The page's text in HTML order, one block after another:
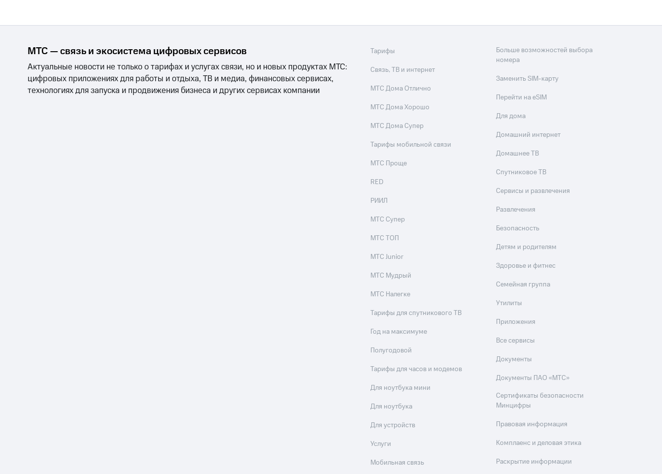
МТС — связь и экосистема цифровых сервисов
Актуальные новости не только о тарифах и услугах связи, но и новых продуктах МТС:
цифровых приложениях для работы и отдыха, ТВ и медиа, финансовых сервисах,
технологиях для запуска и продвижения бизнеса и других сервисах компании
Тарифы
Связь, ТВ и интернет
МТС Дома Отлично
МТС Дома Хорошо
МТС Дома Супер
Тарифы мобильной связи
МТС Проще
RED
РИИЛ
МТС Супер
МТС ТОП
МТС Junior
МТС Мудрый
МТС Налегке
Тарифы для спутникового ТВ
Год на максимуме
Полугодовой
Тарифы для часов и модемов
Для ноутбука мини
Для ноутбука
Для устройств
Услуги
Мобильная связь
Больше возможностей выбора
номера
Заменить SIM-карту
Перейти на eSIM
Для дома
Домашний интернет
Домашнее ТВ
Спутниковое ТВ
Сервисы и развлечения
Развлечения
Безопасность
Детям и родителям
Здоровье и фитнес
Семейная группа
Утилиты
Приложения
Все сервисы
Документы
Документы ПАО «МТС»
Сертификаты безопасности
Минцифры
Правовая информация
Комплаенс и деловая этика
Раскрытие информации